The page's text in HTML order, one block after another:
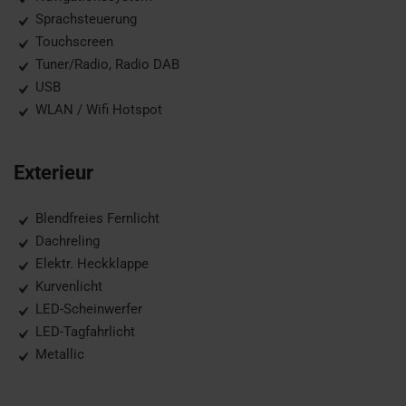
Sprachsteuerung
Touchscreen
Tuner/Radio, Radio DAB
USB
WLAN / Wifi Hotspot
Exterieur
Blendfreies Fernlicht
Dachreling
Elektr. Heckklappe
Kurvenlicht
LED-Scheinwerfer
LED-Tagfahrlicht
Metallic